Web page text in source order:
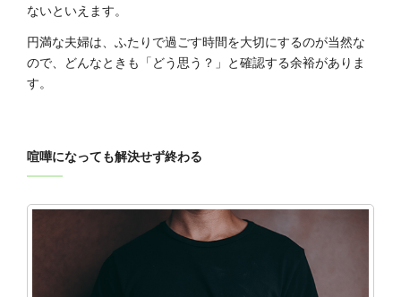
ないといえます。
円満な夫婦は、ふたりで過ごす時間を大切にするのが当然な
ので、どんなときも「どう思う？」と確認する余裕がありま
す。
喧嘩になっても解決せず終わる